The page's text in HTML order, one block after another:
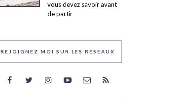
vous devez savoir avant
de partir
REJOIGNEZ MOI SUR LES RÉSEAUX